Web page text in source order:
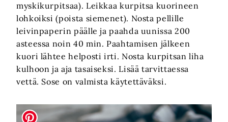
myskikurpitsaa). Leikkaa kurpitsa kuorineen
lohkoiksi (poista siemenet). Nosta pellille
leivinpaperin päälle ja paahda uunissa 200
asteessa noin 40 min. Paahtamisen jälkeen
kuori lähtee helposti irti. Nosta kurpitsan liha
kulhoon ja aja tasaiseksi. Lisää tarvittaessa
vettä. Sose on valmista käytettäväksi.